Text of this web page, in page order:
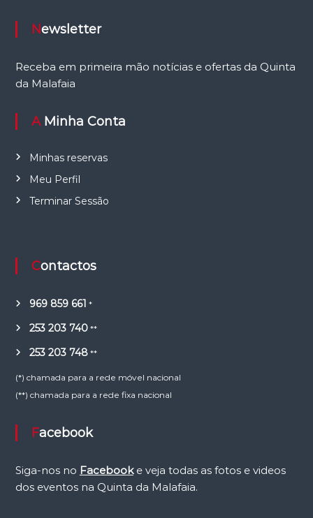
Newsletter
Receba em primeira mão notícias e ofertas da Quinta
da Malafaia
A Minha Conta
Minhas reservas
Meu Perfil
Terminar Sessão
Contactos
969 859 661 *
253 203 740**
253 203 748**
(*) chamada para a rede móvel nacional
(**) chamada para a rede fixa nacional
Facebook
Siga-nos no Facebooke veja todas as fotos e videos
dos eventos na Quinta da Malafaia.